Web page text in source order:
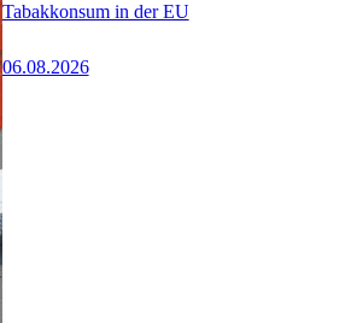
Tabakkonsum in der EU
06.08.2026